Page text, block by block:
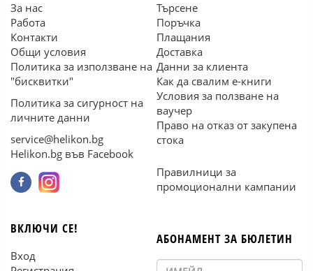
За нас
Работа
Контакти
Общи условия
Политика за използване на
"бисквитки"
Политика за сигурност на
личните данни
service@helikon.bg
Helikon.bg във Facebook
Търсене
Поръчка
Плащания
Доставка
Данни за клиента
Как да свалим е-книги
Условия за ползване на
ваучер
Право на отказ от закупена
стока
Правилници за
промоционални кампании
ВКЛЮЧИ СЕ!
Вход
АБОНАМЕНТ ЗА БЮЛЕТИН